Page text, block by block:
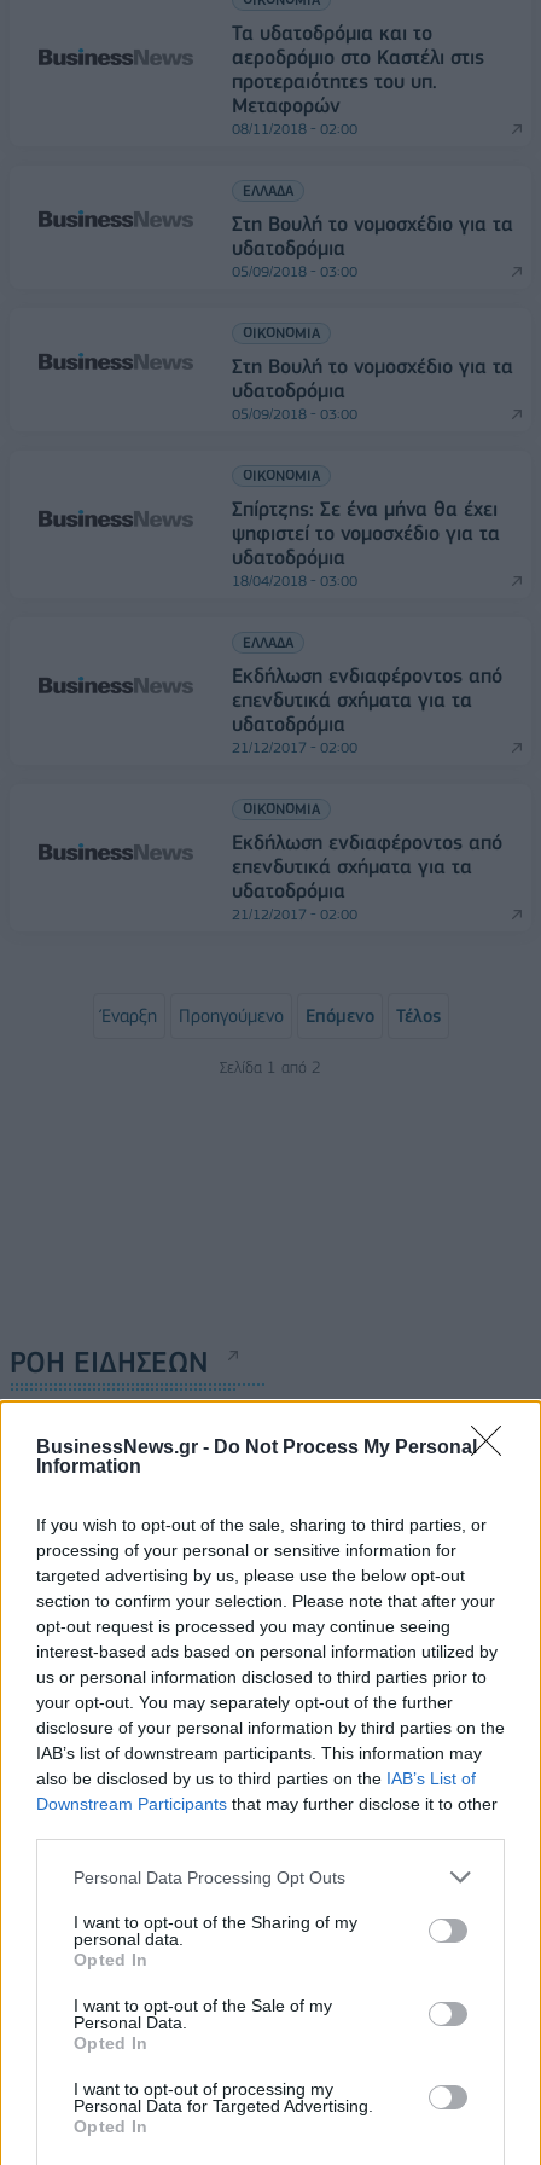
BusinessNews.gr - Do Not Process My Personal
Information
If you wish to opt-out of the sale, sharing to third parties, or
processing of your personal or sensitive information for
targeted advertising by us, please use the below opt-out
section to confirm your selection. Please note that after your
opt-out request is processed you may continue seeing
interest-based ads based on personal information utilized by
us or personal information disclosed to third parties prior to
your opt-out. You may separately opt-out of the further
disclosure of your personal information by third parties on the
IAB’s list of downstream participants. This information may
also be disclosed by us to third parties on the IAB’s List of
Downstream Participants that may further disclose it to other
Personal Data Processing Opt Outs
I want to opt-out of the Sharing of my
personal data.
Opted In
I want to opt-out of the Sale of my
Personal Data.
Opted In
I want to opt-out of processing my
Personal Data for Targeted Advertising.
Opted In
Τα υδατοδρόμια και το
αεροδρόμιο στο Καστέλι στις
προτεραιότητες του υπ.
Μεταφορών
08/11/2018 - 02:00
ΕΛΛΑΔΑ
Στη Βουλή το νομοσχέδιο για τα
υδατοδρόμια
05/09/2018 - 03:00
ΟΙΚΟΝΟΜΙΑ
Στη Βουλή το νομοσχέδιο για τα
υδατοδρόμια
05/09/2018 - 03:00
ΟΙΚΟΝΟΜΙΑ
Σπίρτζης: Σε ένα μήνα θα έχει
ψηφιστεί το νομοσχέδιο για τα
υδατοδρόμια
18/04/2018 - 03:00
ΕΛΛΑΔΑ
Εκδήλωση ενδιαφέροντος από
επενδυτικά σχήματα για τα
υδατοδρόμια
21/12/2017 - 02:00
ΟΙΚΟΝΟΜΙΑ
Εκδήλωση ενδιαφέροντος από
επενδυτικά σχήματα για τα
υδατοδρόμια
21/12/2017 - 02:00
Έναρξη Προηγούμενο Επόμενο Τέλος
Σελίδα 1 από 2
ΡΟΗ ΕΙΔΗΣΕΩΝ
Π. Μαρινάκης: «Το δημογραφικό δεν μπορεί να
περιμένει»
Ε. Τουρνάς: Πάνω από 400 πυρκαγιές σε δέκα
ημέρες - Σε επιφυλακή ο κρατικός μηχανισμός
09/08/2026 - 14:17 ΠΟΛΙΤΙΚΗ
Εξαγωγές: Η Ελλάδα κερδίζει τους Ευρωπαίους
ανταγωνιστές – Άνοδος μεριδίων σε 9 από 11
κλάδους (Εθνική Τράπεζα)
09/08/2026 - 13:51 ΟΙΚΟΝΟΜΙΑ
Προς εκτύπωση το πολλαπλό βιβλίο - «Σύγχρονο
εκπαιδευτικό υλικό, τόσο σε έντυπη όσο και σε
ηλεκτρονική μορφή»
Γερμανία: Το Βερολίνο θα επεκτείνει την έρευνα για
την ασφάλεια από τα drones μετά το περιστατικό σε
αεροδρόμιο
09/08/2026 - 12:57 ΚΟΣΜΟΣ
Αυξημένη η επιβατική κίνηση από το λιμάνι του
και Σάββατο
09/08/2026 - 12:33